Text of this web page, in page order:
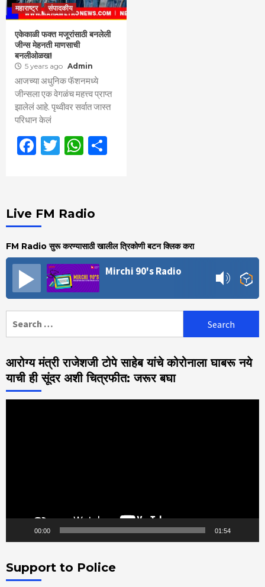
महाराष्ट्र
संपादकीय
एकेकाळी फक्त मजूरांसाठी बनलेली
जीन्स मेहनती माणसाची
बनलीओळख!
5 years ago Admin
आजच्या अधुनिक फॅशनमध्ये
जीन्सला एक वेगळंच महत्त्व प्राप्त
झालेलं आहे. पृथ्वीवर सर्वात जास्त
परिधान केलं
Facebook
TwitterWhatsApp
Live FM Radio
FM Radio सुरू करण्यासाठी खालील त्रिकोणी बटन क्लिक करा
Mirchi 90's Radio
आरोग्य मंत्री राजेशजी टोपे साहेब यांचे कोरोनाला घाबरू नये
याची ही सूंदर अशी चित्रफीत: जरूर बघा
00:00 01:54
Support to Police